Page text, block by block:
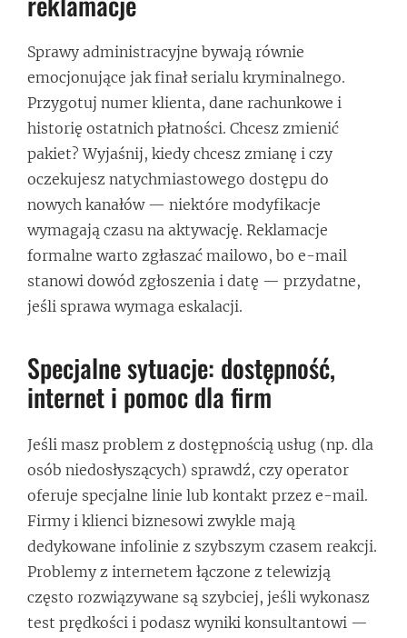
Sprawy administracyjne bywają równie
emocjonujące jak finał serialu kryminalnego.
Przygotuj numer klienta, dane rachunkowe i
historię ostatnich płatności. Chcesz zmienić
pakiet? Wyjaśnij, kiedy chcesz zmianę i czy
oczekujesz natychmiastowego dostępu do
nowych kanałów — niektóre modyfikacje
wymagają czasu na aktywację. Reklamacje
formalne warto zgłaszać mailowo, bo e-mail
stanowi dowód zgłoszenia i datę — przydatne,
jeśli sprawa wymaga eskalacji.
Specjalne sytuacje: dostępność,
internet i pomoc dla firm
Jeśli masz problem z dostępnością usług (np. dla
osób niedosłyszących) sprawdź, czy operator
oferuje specjalne linie lub kontakt przez e-mail.
Firmy i klienci biznesowi zwykle mają
dedykowane infolinie z szybszym czasem reakcji.
Problemy z internetem łączone z telewizją
często rozwiązywane są szybciej, jeśli wykonasz
test prędkości i podasz wyniki konsultantowi —